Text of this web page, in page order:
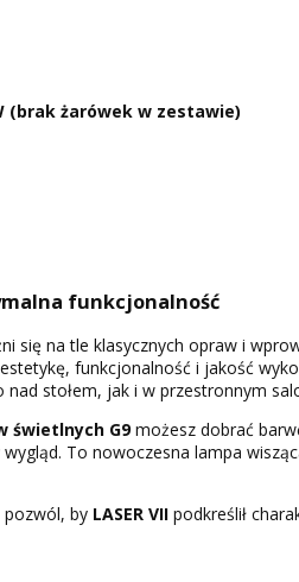
(brak żarówek w zestawie)
funkcjonalność
się na tle klasycznych opraw i
funkcjonalność i jakość
stołem, jak i w przestronnym
świetlnych G9możesz dobrać
To nowoczesna lampa
pozwól, by LASER VIIpodkreślił